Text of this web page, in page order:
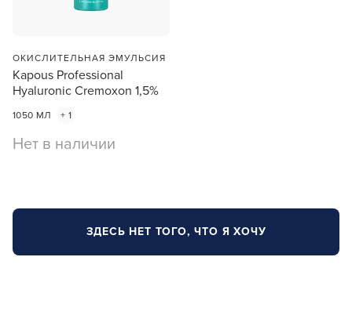
ОКИСЛИТЕЛЬНАЯ ЭМУЛЬСИЯ
Kapous Professional
Hyaluronic Cremoxon 1,5%
1050 МЛ + 1
Нет в наличии
ЗДЕСЬ НЕТ ТОГО, ЧТО Я ХОЧУ